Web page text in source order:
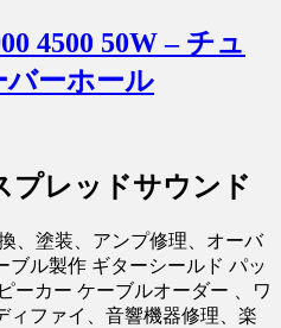
4500 50W – チュ
バーホール
プレッドサウンド
、塗装、アンプ修理、オーバ
ブル製作 ギターシールド パッ
ーカー ケーブルオーダー 、ワ
ィファイ、音響機器修理、楽